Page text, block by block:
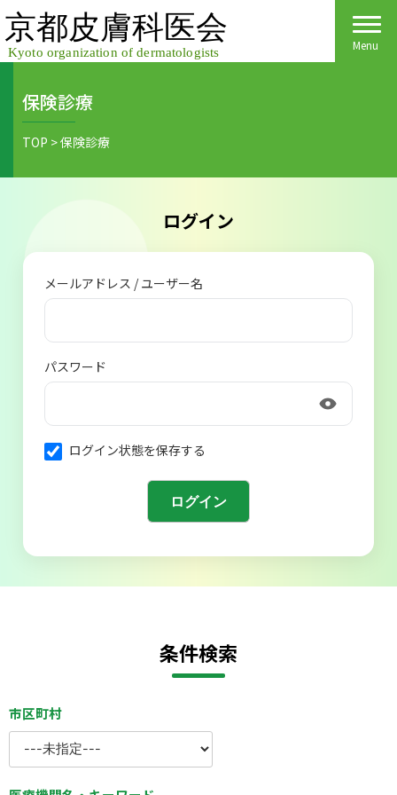
Skip
to
content
Menu
Home
医院検索
皮膚の日
皮膚の病気
医療関係者の皆様へ
会員様へごあいさつ
活動報告
ご入会方法
会員様へ
各種手続き
保険診療
会則
保険診療
TOP >保険診療
ログイン
メールアドレス / ユーザー名
パスワード
ログイン状態を保存する
条件検索
市区町村